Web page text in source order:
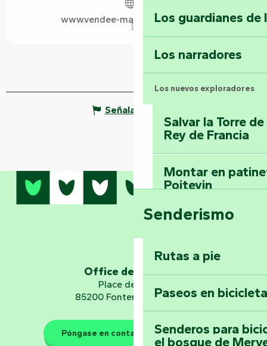
Los guardianes de
Los narradores
Los nuevos exploradores
Salvar la Torre
Rey de Francia
Montar en
Poitevin
Domine los
Vouvant
Embárquese en
Planetario
Senderismo
Rutas a pie
Paseos en
Senderos para
el bosque de
www.vendee-maraispoitevin.com
Señalar un error
Office de tourisme
Place de Verdun
85200 Fontenay-le-Comte
Póngase en contacto con nosotros